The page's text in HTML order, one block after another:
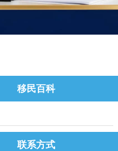
移民百科
联系方式